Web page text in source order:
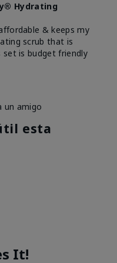
Hydrating
& keeps my
scrub that is
set is budget friendly
un amigo
esta
It!